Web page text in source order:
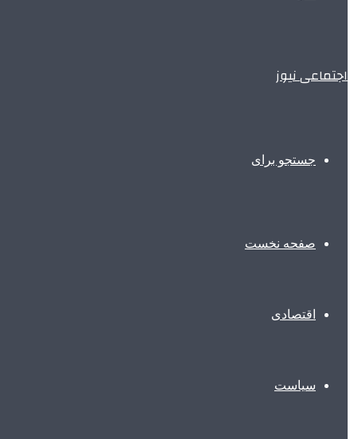
اجتماعی نیوز
جستجو برای
صفحه نخست
اقتصادی
سیاست